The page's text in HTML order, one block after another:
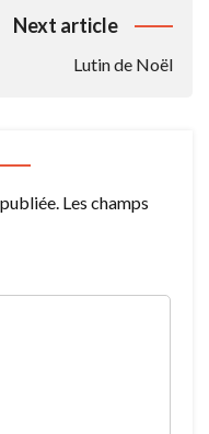
Next article
Lutin de Noël
Les champs